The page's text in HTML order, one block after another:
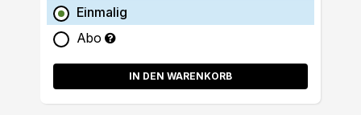
Einmalig
Abo
IN DEN WARENKORB